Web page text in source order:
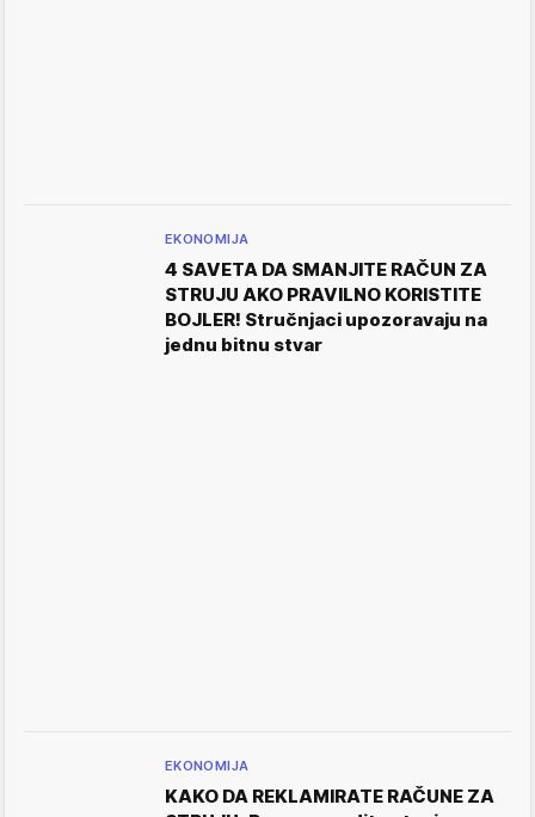
EKONOMIJA
4 SAVETA DA SMANJITE RAČUN ZA
STRUJU AKO PRAVILNO KORISTITE
BOJLER! Stručnjaci upozoravaju na
jednu bitnu stvar
EKONOMIJA
KAKO DA REKLAMIRATE RAČUNE ZA